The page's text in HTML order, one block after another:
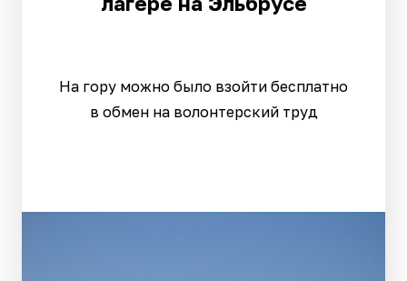
На гору можно было взойти бесплатно
в обмен на волонтерский труд